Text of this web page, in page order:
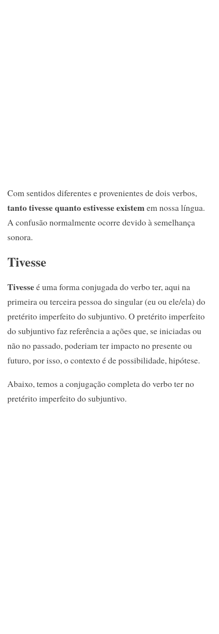
Com sentidos diferentes e provenientes de dois verbos,
tanto tivesse quanto estivesse existemem nossa língua.
A confusão normalmente ocorre devido à semelhança
sonora.
Tivesse
Tivesseé uma forma conjugada do verbo ter, aqui na
primeira ou terceira pessoa do singular (eu ou ele/ela) do
pretérito imperfeito do subjuntivo. O pretérito imperfeito
do subjuntivo faz referência a ações que, se iniciadas ou
não no passado, poderiam ter impacto no presente ou
futuro, por isso, o contexto é de possibilidade, hipótese.
Abaixo, temos a conjugação completa do verbo ter no
pretérito imperfeito do subjuntivo.